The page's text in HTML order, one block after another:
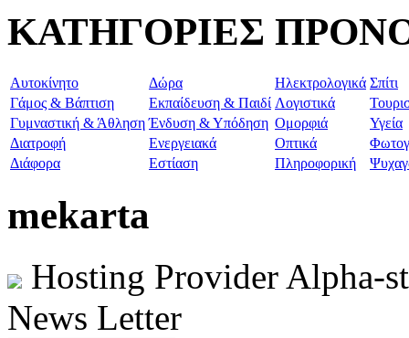
ΚΑΤΗΓΟΡΙΕΣ
Aυτοκίνητο Δώρα Ηλεκτρολογικά Σπίτι
Γάμος & Βάπτιση
Εκπαίδευση & Παιδί Λογιστικά
Γυμναστική & Άθληση Ένδυση & Υπόδηση Ομορφιά
Υγεία
Διατροφή
Ενεργειακά Οπτικά
Διάφορα
Εστίαση Πληροφορική
mekarta
Hosting Provider Alpha-
News Letter